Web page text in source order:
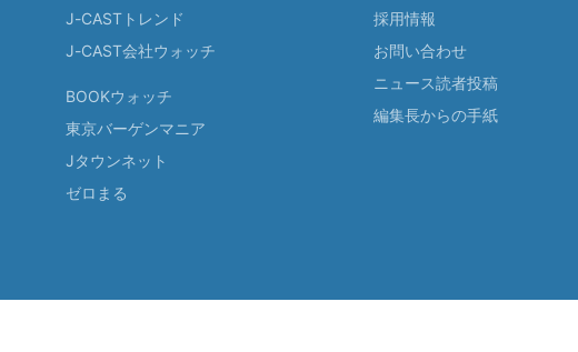
J-CASTトレンド
J-CAST会社ウォッチ
BOOKウォッチ
東京バーゲンマニア
Jタウンネット
ゼロまる
採用情報
お問い合わせ
ニュース読者投稿
編集長からの手紙